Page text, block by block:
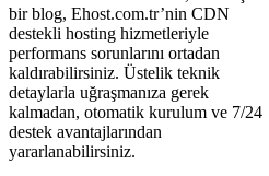
bir blog, Ehost.com.tr’nin CDN
destekli hosting hizmetleriyle
performans sorunlarını ortadan
kaldırabilirsiniz. Üstelik teknik
detaylarla uğraşmanıza gerek
kalmadan, otomatik kurulum ve 7/24
destek avantajlarından
yararlanabilirsiniz.